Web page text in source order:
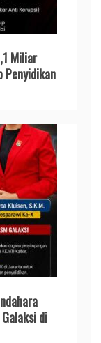
Miliar
Penyidikan
di